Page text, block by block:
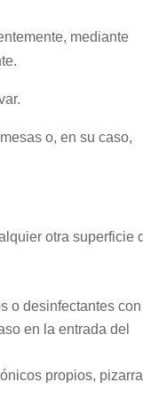
mediante
o, en su caso,
otra superficie
o desinfectantes con
en la entrada del
propios,